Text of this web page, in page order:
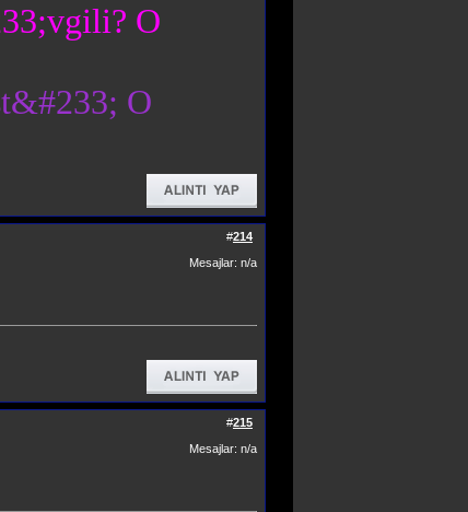
O
O
#214
Mesajlar: n/a
#215
Mesajlar: n/a